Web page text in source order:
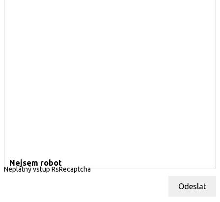
Nejsem robot
Neplatný vstup RsRecaptcha
Odeslat